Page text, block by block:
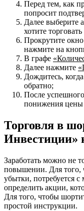
Перед тем, как
попросит
Далее выберите
хотите
Прокрутите
нажмите на
В графе
Далее нажмите
Дождитесь,
обратно;
После
понижения цены
Торговля в
Инвестиции»
Заработать можно не
повышении. Для того,
убытки, потребуется
определить акции,
Для того, чтобы
простой инструкции.